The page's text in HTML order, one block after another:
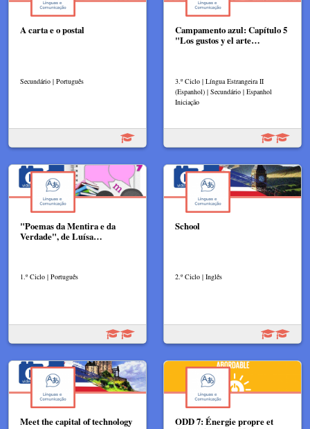
A carta e o postal
Secundário | Português
Campamento azul: Capítulo 5
"Los gustos y el arte…
3.º Ciclo | Língua Estrangeira II
(Espanhol) | Secundário | Espanhol
Iniciação
"Poemas da Mentira e da
Verdade", de Luísa…
1.º Ciclo | Português
School
2.º Ciclo | Inglês
Meet the capital of technology
ODD 7: Énergie propre et